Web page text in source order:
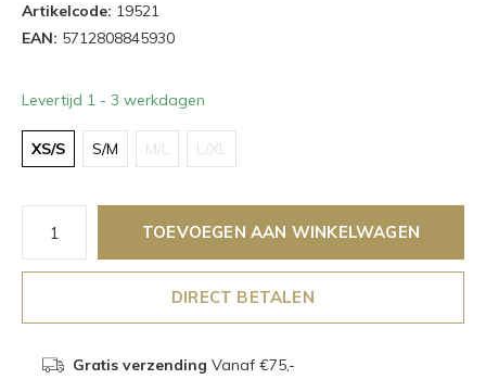
Artikelcode: 19521
EAN: 5712808845930
Levertijd 1 - 3 werkdagen
XS/S S/M M/L L/XL
TOEVOEGEN AAN WINKELWAGEN
DIRECT BETALEN
Gratis verzending Vanaf €75,-